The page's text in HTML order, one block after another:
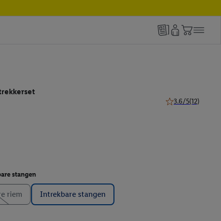
3.6/5(12)
stangen
riem Intrekbare stangen